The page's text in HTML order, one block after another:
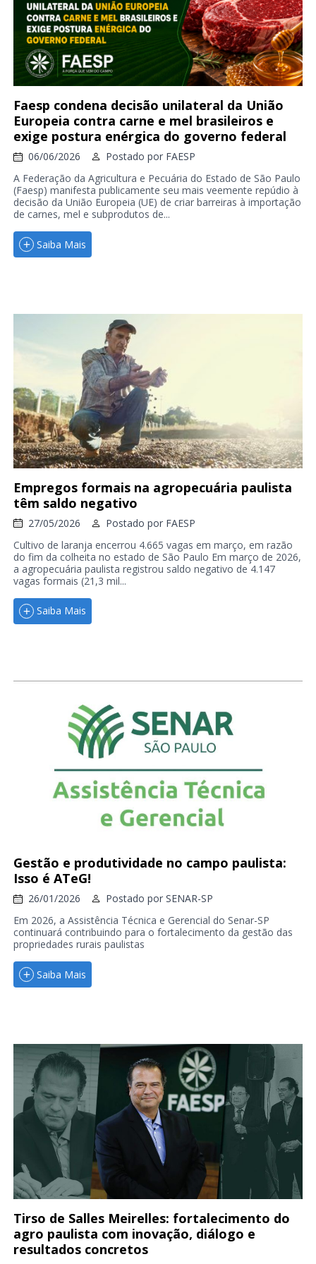
Faesp condena decisão unilateral da União
Europeia contra carne e mel brasileiros e
exige postura enérgica do governo federal
06/06/2026 Postado por FAESP
A Federação da Agricultura e Pecuária do Estado de São Paulo
(Faesp) manifesta publicamente seu mais veemente repúdio à
decisão da União Europeia (UE) de criar barreiras à importação
de carnes, mel e subprodutos de...
Saiba Mais
Empregos formais na agropecuária paulista
têm saldo negativo
27/05/2026 Postado por FAESP
Cultivo de laranja encerrou 4.665 vagas em março, em razão
do fim da colheita no estado de São Paulo Em março de 2026,
a agropecuária paulista registrou saldo negativo de 4.147
vagas formais (21,3 mil...
Saiba Mais
Gestão e produtividade no campo paulista:
Isso é ATeG!
26/01/2026 Postado por SENAR-SP
Em 2026, a Assistência Técnica e Gerencial do Senar-SP
continuará contribuindo para o fortalecimento da gestão das
propriedades rurais paulistas
Saiba Mais
Tirso de Salles Meirelles: fortalecimento do
agro paulista com inovação, diálogo e
resultados concretos